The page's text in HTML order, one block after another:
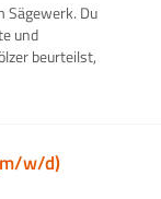
Sägewerk. Du
und
beurteilst,
w/d)